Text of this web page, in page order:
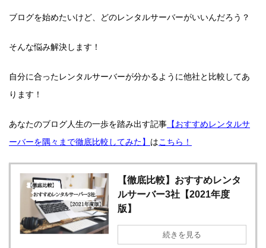
ブログを始めたいけど、どのレンタルサーバーがいいんだろう？
そんな悩み解決します！
自分に合ったレンタルサーバーが分かるように他社と比較してあ
ります！
あなたのブログ人生の一歩を踏み出す記事 【おすすめレンタルサ
ーバーを隅々まで徹底比較してみた】 はこちら！
【徹底比較】おすすめレンタ
ルサーバー3社【2021年度
版】
続きを見る